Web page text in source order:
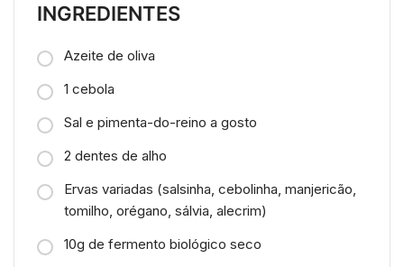
INGREDIENTES
Azeite de oliva
1 cebola
Sal e pimenta-do-reino a gosto
2 dentes de alho
Ervas variadas (salsinha, cebolinha, manjericão,
tomilho, orégano, sálvia, alecrim)
10g de fermento biológico seco